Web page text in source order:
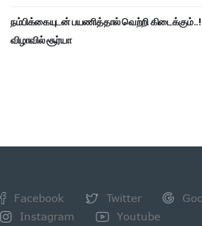
நம்பிக்கையுடன் பயணித்தால் வெற்றி
விழாவில் சூர்யா
Facebook Twitter
Instagram
Youtube